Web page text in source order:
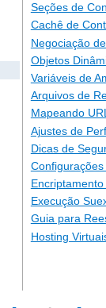
Seções de
Cachê de
Negociação
Objetos
Variáveis de
Arquivos de
Mapeando
Ajustes de
Dicas de
Execução
Guia para
Hosting